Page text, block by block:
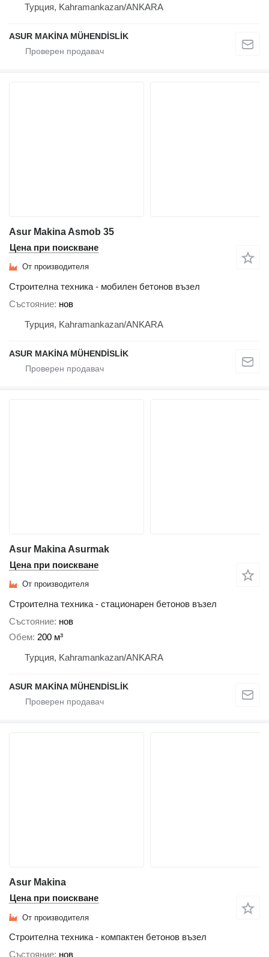
Турция, Kahramankazan/ANKARA
ASUR MAKİNA MÜHENDİSLİK
Asur Makina Asmob 35
Цена при поискване
От производителя
Строителна техника - мобилен бетонов възел
Състояние нов
Турция, Kahramankazan/ANKARA
ASUR MAKİNA MÜHENDİSLİK
Asur Makina Asurmak
Цена при поискване
От производителя
Строителна техника - стационарен бетонов възел
Състояние нов
Обем 200 м³
Турция, Kahramankazan/ANKARA
ASUR MAKİNA MÜHENDİSLİK
Asur Makina
Цена при поискване
От производителя
Строителна техника - компактен бетонов възел
Състояние нов